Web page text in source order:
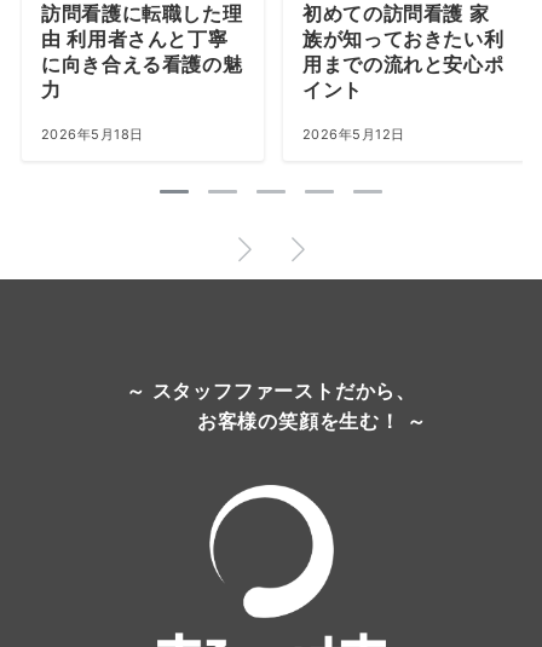
訪問看護に転職した理
由 利用者さんと丁寧
に向き合える看護の魅
力
2026年5月18日
初めての訪問看護 家
族が知っておきたい利
用までの流れと安心ポ
イント
2026年5月12日
～ スタッフファーストだから、
お客様の笑顔を生む！ ～